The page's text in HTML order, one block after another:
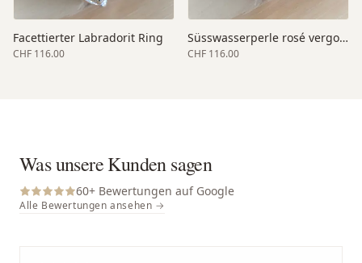
Facettierter Labradorit Ring
CHF 116.00
Süsswasserperle rosé vergoldet
CHF 116.00
Was unsere Kunden sagen
60+ Bewertungen auf Google
Alle Bewertungen ansehen →